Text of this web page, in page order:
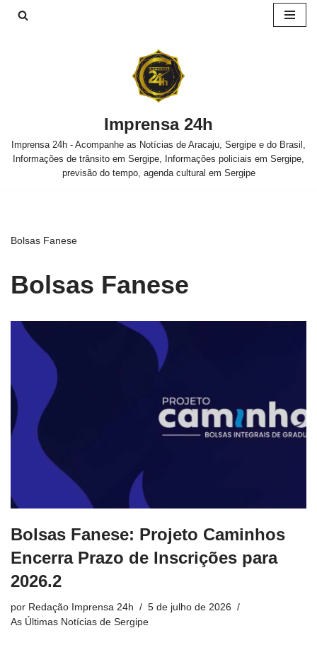
Imprensa 24h
Imprensa 24h - Acompanhe as Notícias de Aracaju, Sergipe e do Brasil,
Informações de trânsito em Sergipe, Informações policiais em Sergipe,
previsão do tempo, agenda cultural em Sergipe
Bolsas Fanese
Bolsas Fanese
Bolsas Fanese: Projeto Caminhos
Encerra Prazo de Inscrições para
2026.2
por Redação Imprensa 24h
5 de julho de 2026
As Últimas Notícias de Sergipe